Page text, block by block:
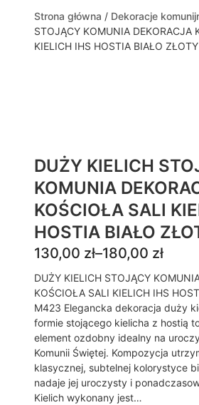
Strona główna / Dekoracje
STOJĄCY KOMUNIA DEKORACJA
KIELICH IHS HOSTIA BIAŁO
DUŻY KIELICH
KOMUNIA
KOŚCIOŁA SALI
HOSTIA BIAŁO
130,00 zł–180,00 zł
Z
a
k
r
e
s
c
e
DUŻY KIELICH STOJĄCY
KOŚCIOŁA SALI KIELICH IHS
M423 Elegancka dekoracja duży
formie stojącego kielicha z hostią
element ozdobny idealny na
Komunii Świętej. Kompozycja
klasycznej, subtelnej kolorystyce
nadaje jej uroczysty i
Kielich wykonany jest…